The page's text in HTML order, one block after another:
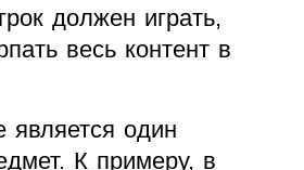
должен играть,
весь контент в
является один
К примеру, в